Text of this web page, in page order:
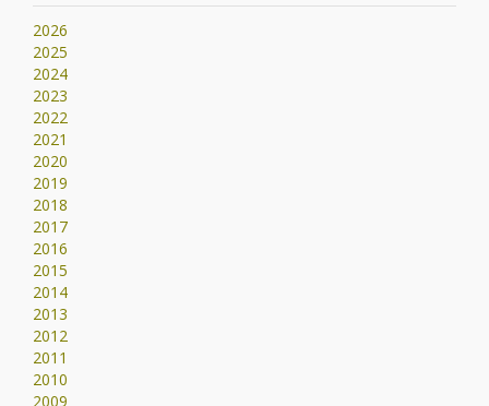
2026
2025
2024
2023
2022
2021
2020
2019
2018
2017
2016
2015
2014
2013
2012
2011
2010
2009